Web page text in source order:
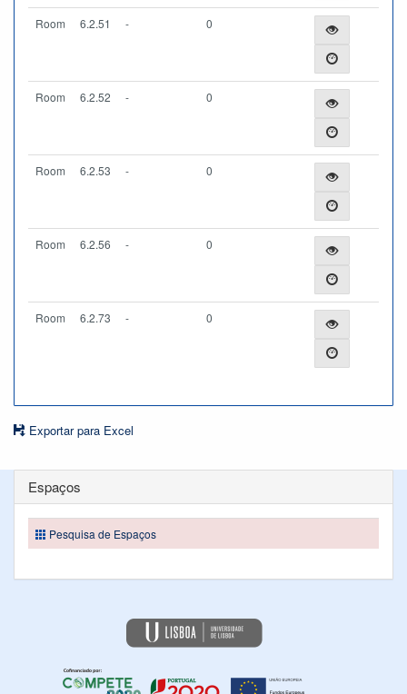
Room 6.2.51 - 0
Room 6.2.52 - 0
Room 6.2.53 - 0
Room 6.2.56 - 0
Room 6.2.73 - 0
Exportar para Excel
Espaços
Pesquisa de Espaços